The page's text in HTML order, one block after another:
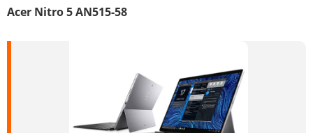
Acer Nitro 5 AN515-58